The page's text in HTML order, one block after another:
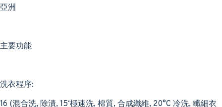
亞洲
主要功能
洗衣程序:
16 (混合洗, 除漬, 15‘極速洗, 棉質, 合成纖維, 20°C 冷洗, 纖細衣